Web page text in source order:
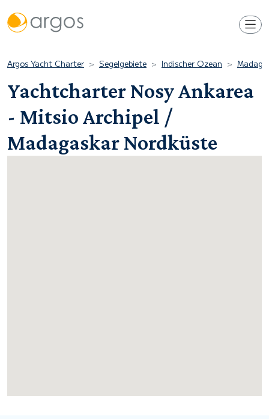
Argos Yacht Charter Segelgebiete Indischer Ozean
Yachtcharter Nosy Ankarea
- Mitsio Archipel /
Madagaskar Nordküste